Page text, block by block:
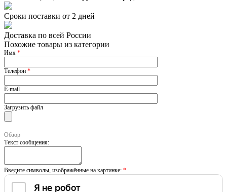
Сроки поставки от 2 дней
Доставка по всей России
Похожие товары из категории
Имя *
Телефон *
E-mail
Загрузить файл
Обзор
Текст сообщения:
Введите символы, изображённые на картинке: *